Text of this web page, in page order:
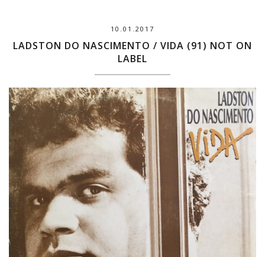
10.01.2017
LADSTON DO NASCIMENTO / VIDA (91) NOT ON
LABEL